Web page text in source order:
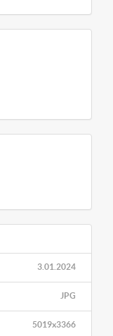
3.01.2024
JPG
5019x3366